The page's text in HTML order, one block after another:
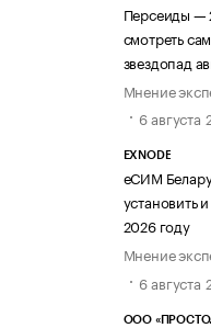
Персеиды —
смотреть
звездопад
Мнение
6 августа
EXNODE
еСИМ
установить
2026 году
Мнение
6 августа
ООО